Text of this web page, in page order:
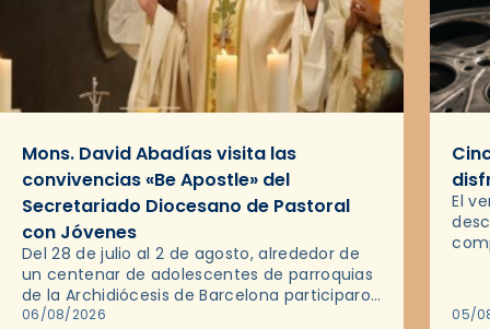
Mons. David Abadías visita las
convivencias «Be Apostle» del
Secretariado Diocesano de Pastoral
con Jóvenes
Del 28 de julio al 2 de agosto, alrededor de
un centenar de adolescentes de parroquias
de la Archidiócesis de Barcelona participaron
en las convivencias Be Apostle, organizadas
06/08/2026
El
05/